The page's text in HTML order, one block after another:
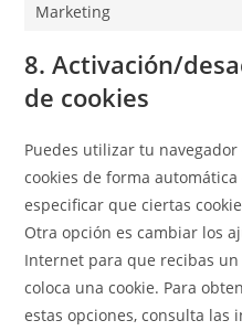
Marketing
8. Activación/
de cookies
Puedes utilizar tu
cookies de forma
especificar que ciertas
Otra opción es cambiar los
Internet para que recibas un
coloca una cookie. Para
estas opciones, consulta las